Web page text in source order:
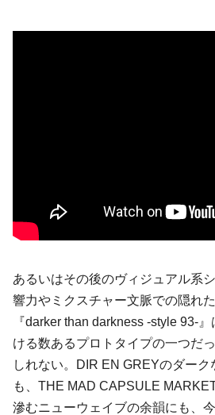
あるいはその後のヴィジュアル系
響力やミクスチャー文脈での隠れ
『darker than darkness -style 93-
ける数あるプロトタイプの一つだ
しれない。DIR EN GREYのダーク
も、THE MAD CAPSULE
滲むニューウェイブの余韻にも、